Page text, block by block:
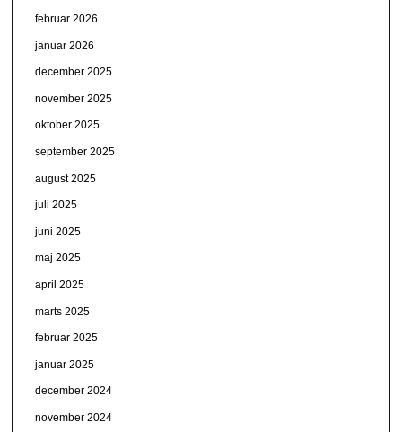
februar 2026
januar 2026
december 2025
november 2025
oktober 2025
september 2025
august 2025
juli 2025
juni 2025
maj 2025
april 2025
marts 2025
februar 2025
januar 2025
december 2024
november 2024